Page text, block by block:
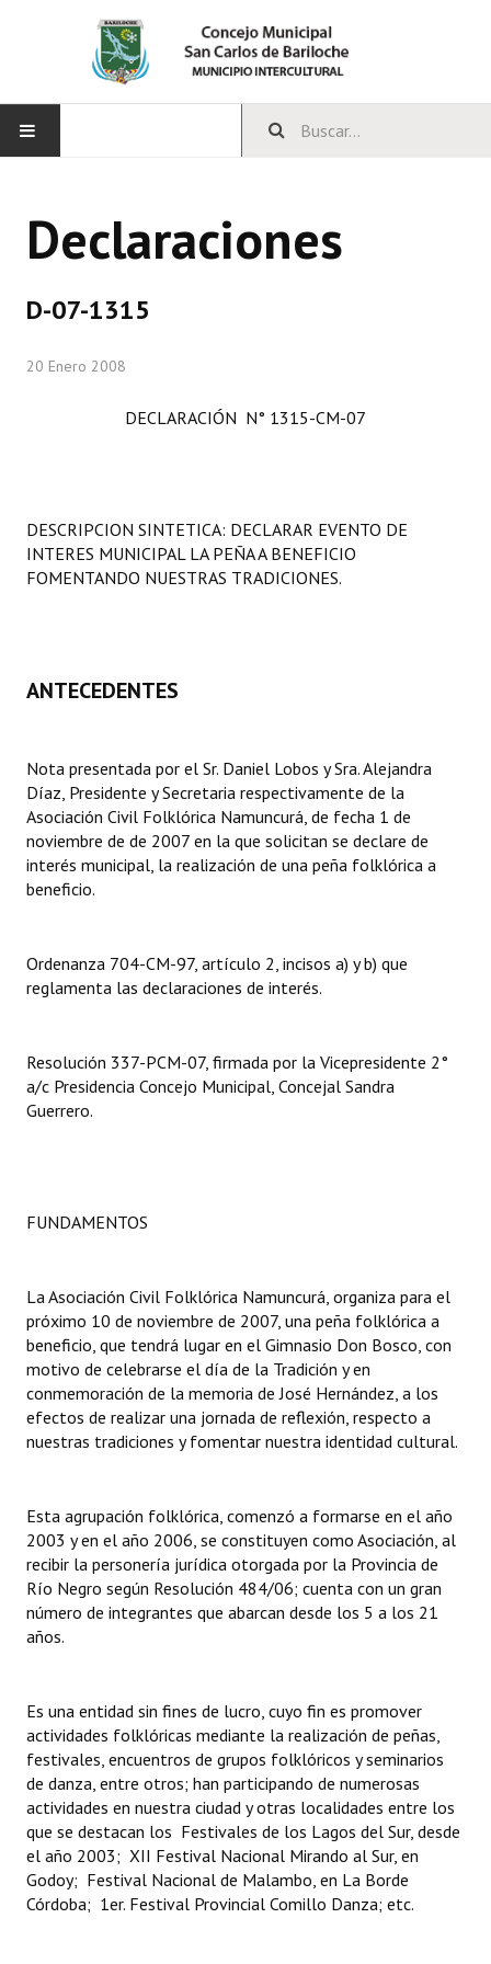
CONCEJO
Comisiones Especiales
LEGISLACIÓN
Carta Orgánica 2007
Digesto
Organigrama
DOCUMENTOS
Proyectos Presentados
Actas de Sesión
Informes de Unidad Coordinadora
Comunicaciones
Declaraciones
Resoluciones
Resoluciones de Presidencia
Antiguos Pobladores
Noticias Destacadas
Registros y Distinciones
Premio al Mérito - Registro
Audiencias Públicas - Registro
Mujeres que Dejaron Huellas - Registro
Periodistas Decanos - Registro
Ciudadano Ilustre - Registro
Declaraciones
D-07-1315
20 Enero 2008
DECLARACIÓN N° 1315-CM-07
DESCRIPCION SINTETICA: DECLARAR EVENTO DE
INTERES MUNICIPAL LA PEÑA A BENEFICIO
FOMENTANDO NUESTRAS TRADICIONES.
ANTECEDENTES
Nota presentada por el Sr. Daniel Lobos y Sra. Alejandra
Díaz, Presidente y Secretaria respectivamente de la
Asociación Civil Folklórica Namuncurá, de fecha 1 de
noviembre de de 2007 en la que solicitan se declare de
interés municipal, la realización de una peña folklórica a
beneficio.
Ordenanza 704-CM-97, artículo 2, incisos a) y b) que
reglamenta las declaraciones de interés.
Resolución 337-PCM-07, firmada por la Vicepresidente 2°
a/c Presidencia Concejo Municipal, Concejal Sandra
Guerrero.
FUNDAMENTOS
La Asociación Civil Folklórica Namuncurá, organiza para el
próximo 10 de noviembre de 2007, una peña folklórica a
beneficio, que tendrá lugar en el Gimnasio Don Bosco, con
motivo de celebrarse el día de la Tradición y en
conmemoración de la memoria de José Hernández, a los
efectos de realizar una jornada de reflexión, respecto a
nuestras tradiciones y fomentar nuestra identidad cultural.
Esta agrupación folklórica, comenzó a formarse en el año
2003 y en el año 2006, se constituyen como Asociación, al
recibir la personería jurídica otorgada por la Provincia de
Río Negro según Resolución 484/06; cuenta con un gran
número de integrantes que abarcan desde los 5 a los 21
años.
Es una entidad sin fines de lucro, cuyo fin es promover
actividades folklóricas mediante la realización de peñas,
festivales, encuentros de grupos folklóricos y seminarios
de danza, entre otros; han participando de numerosas
actividades en nuestra ciudad y otras localidades entre los
que se destacan los Festivales de los Lagos del Sur, desde
el año 2003; XII Festival Nacional Mirando al Sur, en
Godoy; Festival Nacional de Malambo, en La Borde
Córdoba; 1er. Festival Provincial Comillo Danza; etc.